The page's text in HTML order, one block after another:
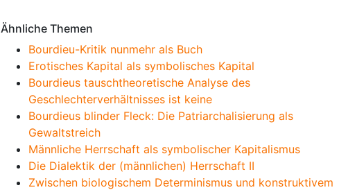
Ähnliche Themen
Bourdieu-Kritik nunmehr als Buch
Erotisches Kapital als symbolisches Kapital
Bourdieus tauschtheoretische Analyse des
Geschlechterverhältnisses ist keine
Bourdieus blinder Fleck: Die Patriarchalisierung als
Gewaltstreich
Männliche Herrschaft als symbolischer Kapitalismus
Die Dialektik der (männlichen) Herrschaft II
Zwischen biologischem Determinismus und konstruktivem